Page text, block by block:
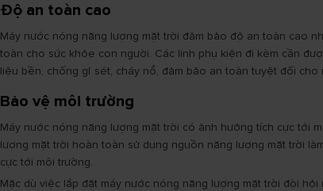
Độ an toàn cao
Máy nước nóng năng lượng mặt trời đảm bảo độ an toàn cao
toàn cho sức khỏe con người. Các linh phụ kiện đi kèm cần
liệu bền, chống gỉ sét, cháy nổ, đảm bảo an toàn tuyệt đối cho
Bảo vệ môi trường
Máy nước nóng năng lượng mặt trời có ảnh hưởng tích cực tới
lượng mặt trời hoàn toàn sử dụng nguồn năng lượng mặt trời
cực tới môi trường.
Mặc dù việc lắp đặt máy nước nóng năng lượng mặt trời đòi